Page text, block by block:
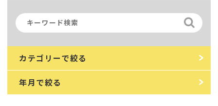
カテゴリーで絞る
年月で絞る